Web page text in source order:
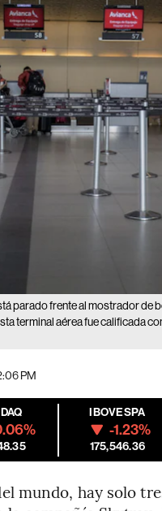
parado frente al mostrador de
terminal aérea fue calificada
PM
IBOVESPA
-1.23%
175,546.36
mundo, hay solo